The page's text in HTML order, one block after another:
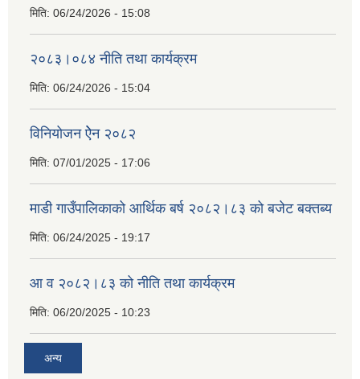
मिति: 06/24/2026 - 15:08
२०८३।०८४ नीति तथा कार्यक्रम
मिति: 06/24/2026 - 15:04
विनियोजन ऐेन २०८२
मिति: 07/01/2025 - 17:06
माडी गाउँपालिकाको आर्थिक बर्ष २०८२।८३ को बजेट बक्तब्य
मिति: 06/24/2025 - 19:17
आ व २०८२।८३ को नीति तथा कार्यक्रम
मिति: 06/20/2025 - 10:23
अन्य